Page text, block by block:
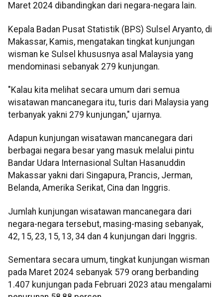
Maret 2024 dibandingkan dari negara-negara lain.
Kepala Badan Pusat Statistik (BPS) Sulsel Aryanto, di
Makassar, Kamis, mengatakan tingkat kunjungan
wisman ke Sulsel khususnya asal Malaysia yang
mendominasi sebanyak 279 kunjungan.
"Kalau kita melihat secara umum dari semua
wisatawan mancanegara itu, turis dari Malaysia yang
terbanyak yakni 279 kunjungan," ujarnya.
Adapun kunjungan wisatawan mancanegara dari
berbagai negara besar yang masuk melalui pintu
Bandar Udara Internasional Sultan Hasanuddin
Makassar yakni dari Singapura, Prancis, Jerman,
Belanda, Amerika Serikat, Cina dan Inggris.
Jumlah kunjungan wisatawan mancanegara dari
negara-negara tersebut, masing-masing sebanyak,
42, 15, 23, 15, 13, 34 dan 4 kunjungan dari Inggris.
Sementara secara umum, tingkat kunjungan wisman
pada Maret 2024 sebanyak 579 orang berbanding
1.407 kunjungan pada Februari 2023 atau mengalami